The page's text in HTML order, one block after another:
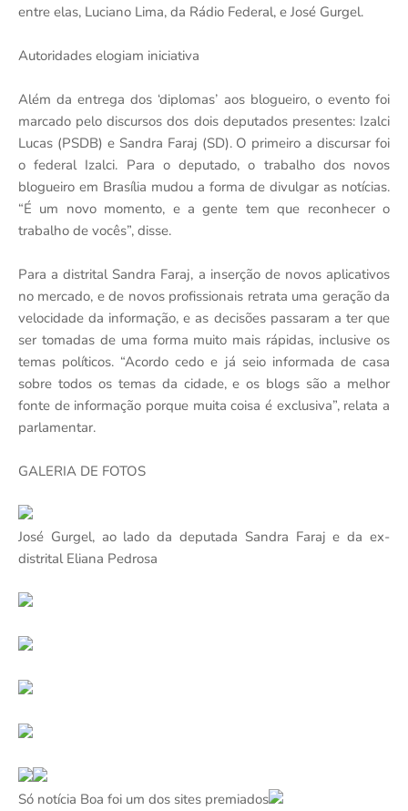
entre elas, Luciano Lima, da Rádio Federal, e José Gurgel.
Autoridades elogiam iniciativa
Além da entrega dos ‘diplomas’ aos blogueiro, o evento foi
marcado pelo discursos dos dois deputados presentes: Izalci
Lucas (PSDB) e Sandra Faraj (SD). O primeiro a discursar foi
o federal Izalci. Para o deputado, o trabalho dos novos
blogueiro em Brasília mudou a forma de divulgar as notícias.
“É um novo momento, e a gente tem que reconhecer o
trabalho de vocês”, disse.
Para a distrital Sandra Faraj, a inserção de novos aplicativos
no mercado, e de novos profissionais retrata uma geração da
velocidade da informação, e as decisões passaram a ter que
ser tomadas de uma forma muito mais rápidas, inclusive os
temas políticos. “Acordo cedo e já seio informada de casa
sobre todos os temas da cidade, e os blogs são a melhor
fonte de informação porque muita coisa é exclusiva”, relata a
parlamentar.
GALERIA DE FOTOS
José Gurgel, ao lado da deputada Sandra Faraj e da ex-
distrital Eliana Pedrosa
Só notícia Boa foi um dos sites premiados